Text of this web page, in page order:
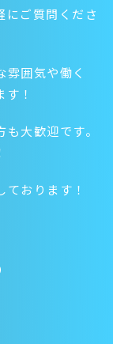
にご質問くださ
雰囲気や働く
！
大歓迎です。
おります！